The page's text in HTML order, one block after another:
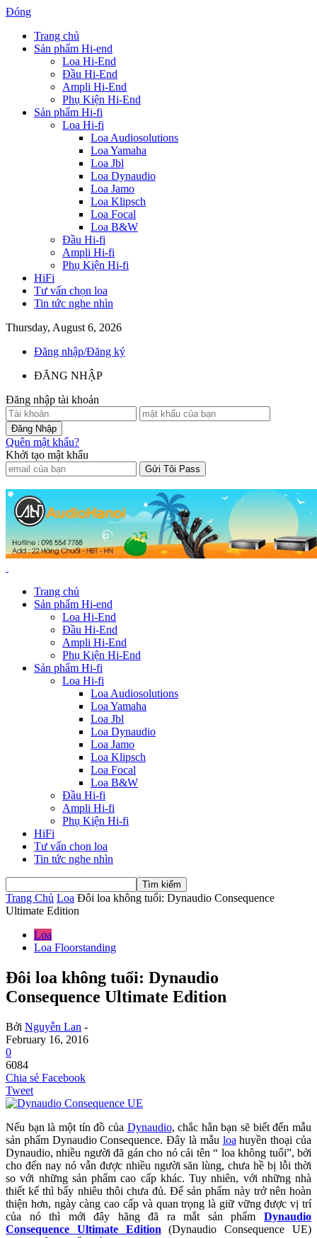
Đóng
Trang chủ
Sản phẩm Hi-end
Loa Hi-End
Đầu Hi-End
Ampli Hi-End
Phụ Kiện Hi-End
Sản phẩm Hi-fi
Loa Hi-fi
Loa Audiosolutions
Loa Yamaha
Loa Jbl
Loa Dynaudio
Loa Jamo
Loa Klipsch
Loa Focal
Loa B&W
Đầu Hi-fi
Ampli Hi-fi
Phụ Kiện Hi-fi
HiFi
Tư vấn chọn loa
Tin tức nghe nhìn
Thursday, August 6, 2026
Đăng nhập/Đăng ký
ĐĂNG NHẬP
Đăng nhập tài khoản
Quên mật khẩu?
Khởi tạo mật khẩu
Trang chủ
Sản phẩm Hi-end
Loa Hi-End
Đầu Hi-End
Ampli Hi-End
Phụ Kiện Hi-End
Sản phẩm Hi-fi
Loa Hi-fi
Loa Audiosolutions
Loa Yamaha
Loa Jbl
Loa Dynaudio
Loa Jamo
Loa Klipsch
Loa Focal
Loa B&W
Đầu Hi-fi
Ampli Hi-fi
Phụ Kiện Hi-fi
HiFi
Tư vấn chọn loa
Tin tức nghe nhìn
Trang Chủ Loa Đôi loa không tuổi: Dynaudio Consequence
Ultimate Edition
Loa
Loa Floorstanding
Đôi loa không tuổi: Dynaudio
Consequence Ultimate Edition
Bởi Nguyễn Lan -
February 16, 2016
0
6084
Chia sẻ Facebook
Tweet
Nếu bạn là một tín đồ của Dynaudio, chắc hẳn bạn sẽ biết đến mẫu
sản phẩm Dynaudio Consequence. Đây là mẫu loa huyền thoại của
Dynaudio, nhiều người đã gán cho nó cái tên “ loa không tuổi”, bởi
cho đến nay nó vẫn được nhiều người săn lùng, chưa hề bị lỗi thời
so với những sản phẩm cao cấp khác. Tuy nhiên, với những nhà
thiết kế thì bấy nhiêu thôi chưa đủ. Để sản phẩm này trở nên hoàn
thiện hơn, ngày càng cao cấp và quan trọng là giữ vững được vị trí
của nó thì mới đây hãng đã ra mắt sản phẩm Dynaudio
Consequence Ultimate Edition (Dynaudio Consequence UE)